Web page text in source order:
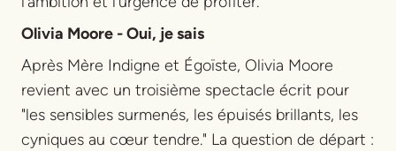
Olivia Moore - Oui, je sais
Après Mère Indigne et Égoïste, Olivia Moore
revient avec un troisième spectacle écrit pour
"les sensibles surmenés, les épuisés brillants, les
cyniques au cœur tendre." La question de départ :